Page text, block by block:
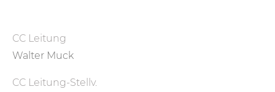
CC Leitung
Walter Muck
CC Leitung-Stellv.